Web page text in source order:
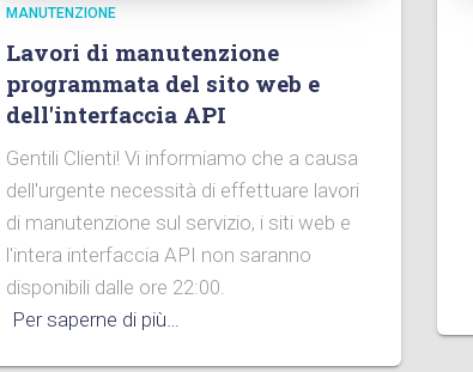
MANUTENZIONE
Lavori di manutenzione
programmata del sito web e
dell'interfaccia API
Gentili Clienti! Vi informiamo che a causa
dell'urgente necessità di effettuare lavori
di manutenzione sul servizio, i siti web e
l'intera interfaccia API non saranno
disponibili dalle ore 22:00.
Per saperne di più…